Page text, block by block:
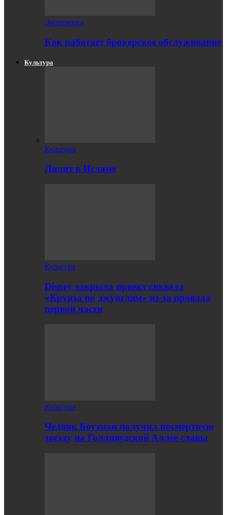
Экономика
Как работает брокерское обслуживание
Культура
Культура
Лилит в Исламе
Культура
Disney закрыла проект сиквела
«Круиза по джунглям» из-за провала
первой части
Культура
Чедвик Боузман получил посмертную
звезду на Голливудской Аллее славы